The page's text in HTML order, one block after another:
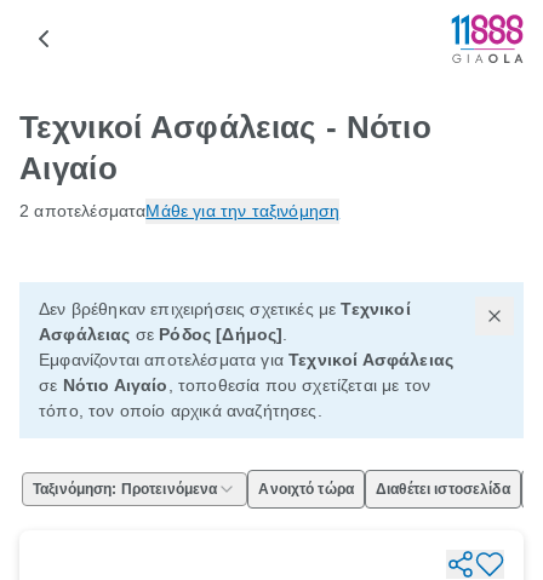
Τεχνικοί Ασφάλειας - Νότιο
Αιγαίο
2 αποτελέσματαΜάθε για την ταξινόμηση
Δεν βρέθηκαν επιχειρήσεις σχετικές μεΤεχνικοί
Ασφάλειας σε Ρόδος [Δήμος]
Εμφανίζονται αποτελέσματα γιαΤεχνικοί Ασφάλειας
σε Νότιο Αιγαίο , τοποθεσία που σχετίζεται με τον
τόπο, τον οποίο αρχικά αναζήτησες.
Ταξινόμηση: Προτεινόμενα Ανοιχτό τώρα Διαθέτει ιστοσελίδα